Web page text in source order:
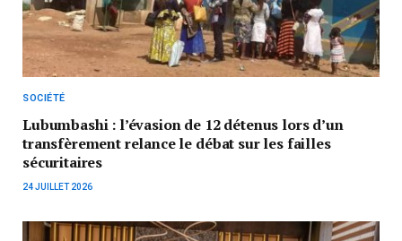
SOCIÉTÉ
Lubumbashi : l’évasion de 12 détenus lors d’un
transfèrement relance le débat sur les failles
sécuritaires
24 JUILLET 2026